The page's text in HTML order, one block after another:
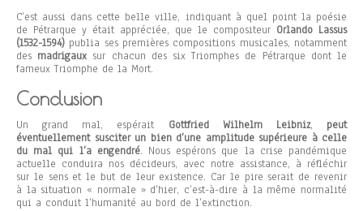
C’est aussi dans cette belle ville, indiquant à quel point la poésie
de Pétrarque y était appréciée, que le compositeur Orlando Lassus
(1532-1594) publia ses premières compositions musicales, notamment
des madrigaux sur chacun des six Triomphes de Pétrarque dont le
fameux Triomphe de la Mort.
Conclusion
Un grand mal, espérait Gottfried Wilhelm Leibniz, peut
éventuellement susciter un bien d’une amplitude supérieure à celle
du mal qui l’a engendré. Nous espérons que la crise pandémique
actuelle conduira nos décideurs, avec notre assistance, à réfléchir
sur le sens et le but de leur existence. Car le pire serait de revenir
à la situation « normale » d’hier, c’est-à-dire à la même normalité
qui a conduit l’humanité au bord de l’extinction.